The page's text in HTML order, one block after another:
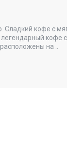
Сладкий кофе с
на ..